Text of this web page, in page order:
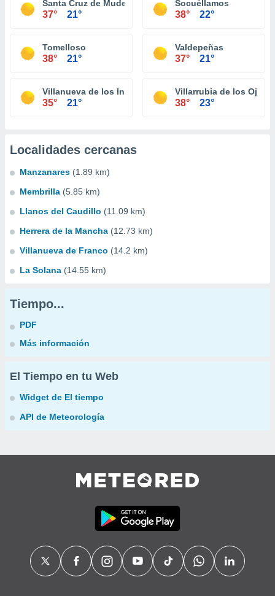
Santa Cruz de Mudela
37° 21°
Socuéllamos
38° 22°
Tomelloso
38° 21°
Valdepeñas
37° 21°
Villanueva de los Infantes
35° 21°
Villarrubia de los Ojos
38° 23°
Localidades cercanas
Manzanares (1.89 km)
Membrilla (5.85 km)
Llanos del Caudillo (11.09 km)
Herrera de la Mancha (12.73 km)
Villanueva de Franco (14.2 km)
La Solana (14.55 km)
Tiempo...
PDF
Más información
El Tiempo en tu Web
Widget de El tiempo
API de Meteorología